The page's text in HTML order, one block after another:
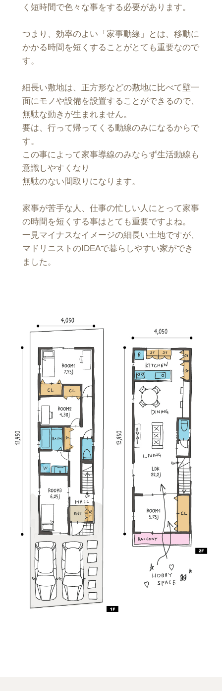
く短時間で色々な事をする必要があります。
つまり、効率のよい「家事動線」とは、移動に
かかる時間を短くすることがとても重要なので
す。
細長い敷地は、正方形などの敷地に比べて壁一
面にモノや設備を設置することができるので、
無駄な動きが生まれません。
要は、行って帰ってくる動線のみになるからで
す。
この事によって家事導線のみならず生活動線も
意識しやすくなり
無駄のない間取りになります。
家事が苦手な人、仕事の忙しい人にとって家事
の時間を短くする事はとても重要ですよね。
一見マイナスなイメージの細長い土地ですが、
マドリニストのIDEAで暮らしやすい家ができ
ました。